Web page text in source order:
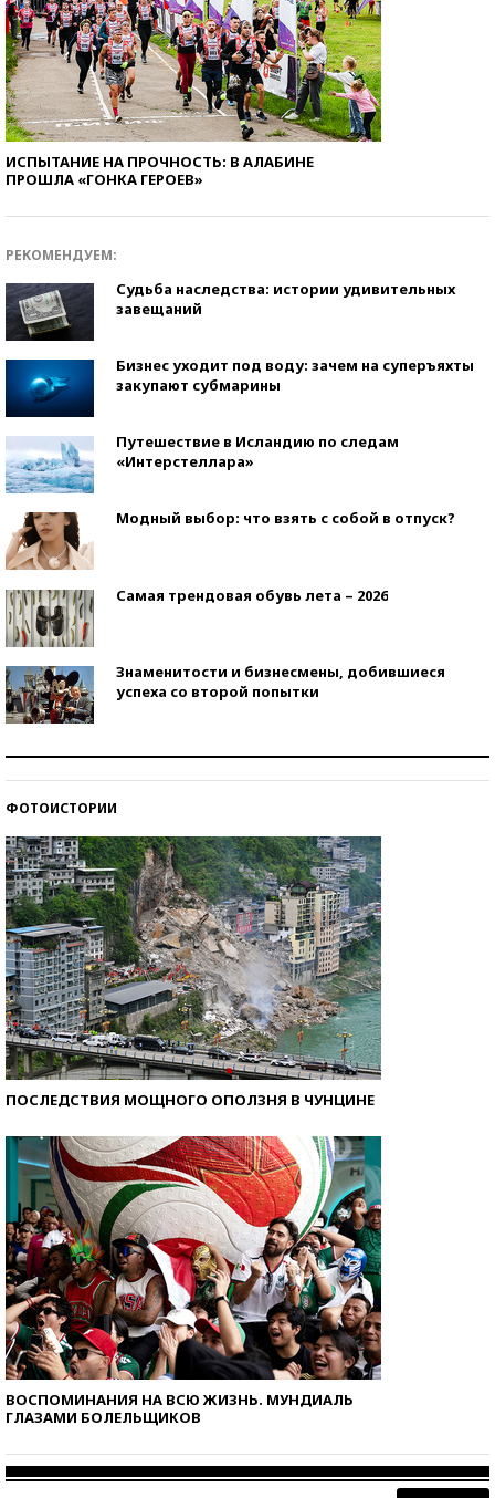
ИСПЫТАНИЕ НА ПРОЧНОСТЬ: В АЛАБИНЕ
ПРОШЛА «ГОНКА ГЕРОЕВ»
РЕКОМЕНДУЕМ:
Судьба наследства: истории удивительных
завещаний
Бизнес уходит под воду: зачем на суперъяхты
закупают субмарины
Путешествие в Исландию по следам
«Интерстеллара»
Модный выбор: что взять с собой в отпуск?
Самая трендовая обувь лета – 2026
Знаменитости и бизнесмены, добившиеся
успеха со второй попытки
ФОТОИСТОРИИ
ПОСЛЕДСТВИЯ МОЩНОГО ОПОЛЗНЯ В ЧУНЦИНЕ
ВОСПОМИНАНИЯ НА ВСЮ ЖИЗНЬ. МУНДИАЛЬ
ГЛАЗАМИ БОЛЕЛЬЩИКОВ